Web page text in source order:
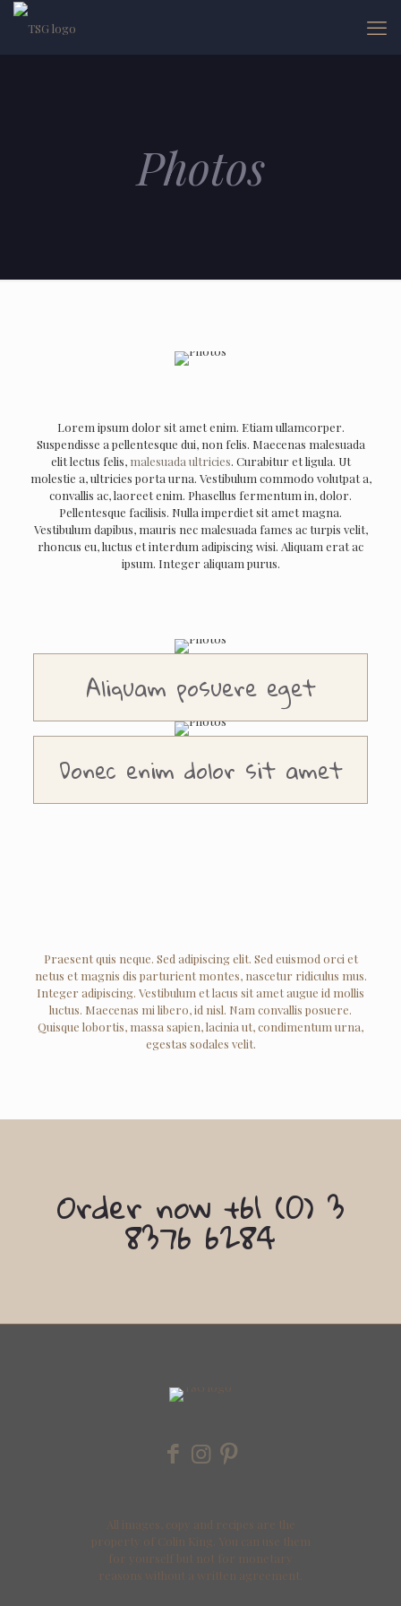
Photos
Lorem ipsum dolor sit amet enim. Etiam ullamcorper.
Suspendisse a pellentesque dui, non felis. Maecenas malesuada
elit lectus felis, malesuada ultricies. Curabitur et ligula. Ut
molestie a, ultricies porta urna. Vestibulum commodo volutpat a,
convallis ac, laoreet enim. Phasellus fermentum in, dolor.
Pellentesque facilisis. Nulla imperdiet sit amet magna.
Vestibulum dapibus, mauris nec malesuada fames ac turpis velit,
rhoncus eu, luctus et interdum adipiscing wisi. Aliquam erat ac
ipsum. Integer aliquam purus.
Aliquam posuere eget
Donec enim dolor sit amet
Praesent quis neque. Sed adipiscing elit. Sed euismod orci et
netus et magnis dis parturient montes, nascetur ridiculus mus.
Integer adipiscing. Vestibulum et lacus sit amet augue id mollis
luctus. Maecenas mi libero, id nisl. Nam convallis posuere.
Quisque lobortis, massa sapien, lacinia ut, condimentum urna,
egestas sodales velit.
Order now +61 (0) 3
8376 6284
All images, copy and recipes are the
property of Colin King. You can use them
for yourself but not for monetary
reasons without a written agreement.